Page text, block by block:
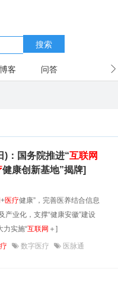
搜索
博客 问答
)：国务院推进“互联网
健康创新基地”揭牌]
+医疗健康”，完善医养结合信息
产业化，支撑“健康安徽”建设
力实施“互联网 ＋]
数字医疗 医脉通